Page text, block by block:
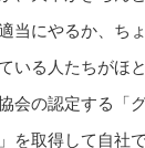
当にやるか、ち
いる人たちがほ
会の認定する「
を取得して自社